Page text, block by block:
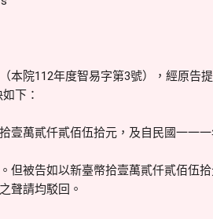
本院112年度智易字第3號），經原告
下：
壹萬貳仟貳佰伍拾元，及自民國一一
但被告如以新臺幣拾壹萬貳仟貳佰伍
聲請均駁回。